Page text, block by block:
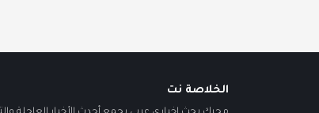
الخلاصة نت